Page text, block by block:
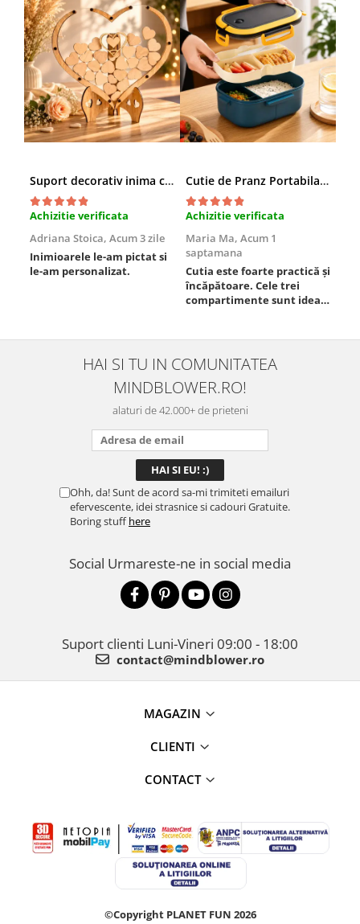
Suport decorativ inima cu mesaje, Cadou cu suflet
Achizitie verificata
Adriana Stoica, Acum 3 zile
Inimioarele le-am pictat si
le-am personalizat.
Cutie de Pranz Portabila cu Compartimente
Achizitie verificata
Maria Ma, Acum 1
saptamana
Cutia este foarte practică și
încăpătoare. Cele trei
compartimente sunt ideale
este sigură, fără scurgeri. O
folosesc aproape zilnic la
serviciu și sunt foarte
mulțumită.
HAI SI TU IN COMUNITATEA
MINDBLOWER.RO!
alaturi de 42.000+ de prieteni
Ohh, da! Sunt de acord sa-mi trimiteti emailuri
efervescente, idei strasnice si cadouri Gratuite.
Boring stuffhere
Social Urmareste-ne in social media
Suport clienti Luni-Vineri 09:00 - 18:00
contact@mindblower.ro
MAGAZIN
CLIENTI
CONTACT
©Copyright PLANET FUN 2026